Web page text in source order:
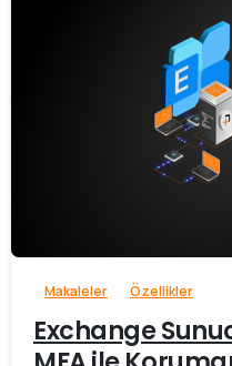
Makaleler Özellikler
Exchange